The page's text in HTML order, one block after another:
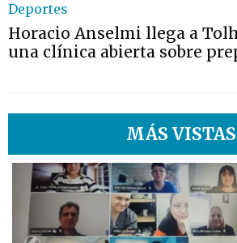
Deportes
Horacio Anselmi llega a
una clínica abierta sobre
MÁS VISTAS
1